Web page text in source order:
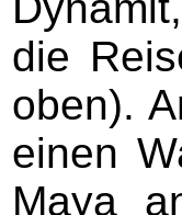
die
oben).
einen
Maya